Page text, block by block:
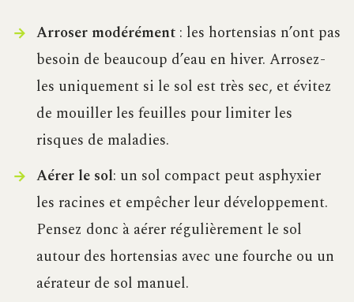
Arroser modérément: les hortensias n’ont pas
besoin de beaucoup d’eau en hiver. Arrosez-
les uniquement si le sol est très sec, et évitez
de mouiller les feuilles pour limiter les
risques de maladies.
Aérer le sol: un sol compact peut asphyxier
les racines et empêcher leur développement.
Pensez donc à aérer régulièrement le sol
autour des hortensias avec une fourche ou un
aérateur de sol manuel.